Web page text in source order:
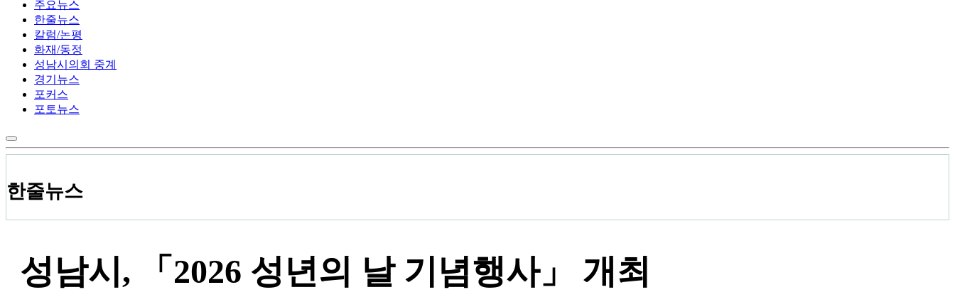
주요뉴스
한줄뉴스
칼럼/논평
화재/동정
성남시의회 중계
경기뉴스
포커스
포토뉴스
한줄뉴스
성남시, 「2026 성년의 날 기념행사」 개최